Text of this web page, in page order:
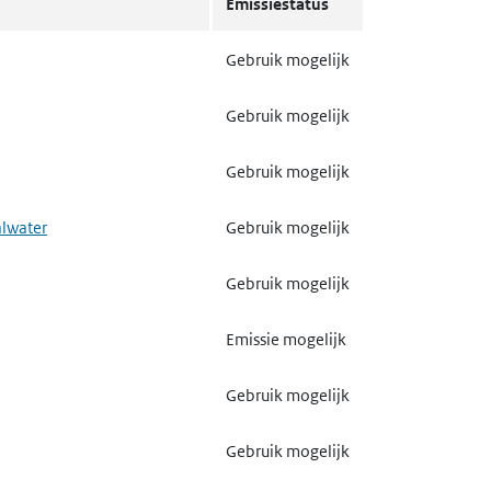
Emissie mogelijk
Emissie mogelijk
Emissie mogelijk
Emissie mogelijk
Gebruik mogelijk
Gebruik mogelijk
Gebruik mogelijk
Gebruik mogelijk
Gebruik mogelijk
Gebruik mogelijk
Gebruik mogelijk
Gebruik mogelijk
Gebruik mogelijk
Emissie mogelijk
Gebruik mogelijk
Gebruik mogelijk